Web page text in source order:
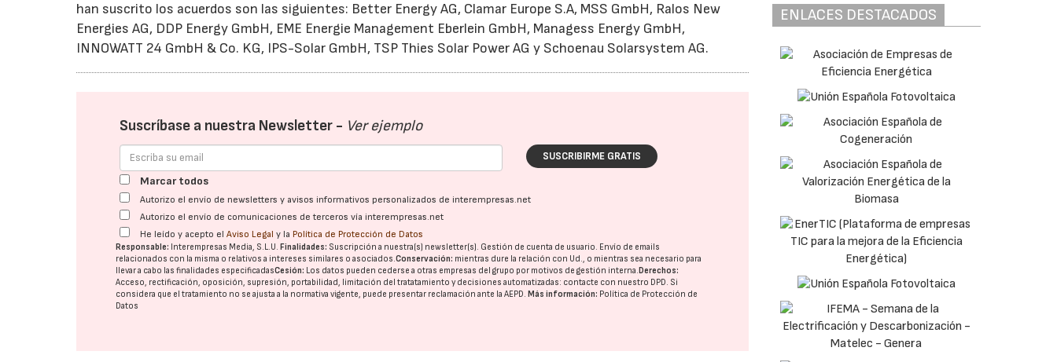
han suscrito los acuerdos son las siguientes: Better Energy AG, Clamar Europe S.A, MSS GmbH, Ralos New
Energies AG, DDP Energy GmbH, EME Energie Management Eberlein GmbH, Managess Energy GmbH,
INNOWATT 24 GmbH & Co. KG, IPS-Solar GmbH, TSP Thies Solar Power AG y Schoenau Solarsystem AG.
Suscríbase a nuestra Newsletter - Ver ejemplo
SUSCRIBIRME GRATIS
Marcar todos
Autorizo el envío de newsletters y avisos informativos personalizados de interempresas.net
Autorizo el envío de comunicaciones de terceros vía interempresas.net
He leído y acepto elAviso Legal y la Política de Protección de Datos
Responsable: Interempresas Media, S.L.U.Finalidades: Suscripción a nuestra(s) newsletter(s). Gestión de cuenta de usuario. Envío de emails
relacionados con la misma o relativos a intereses similares o asociados.Conservación: mientras dure la relación con Ud., o mientras sea necesario para
llevar a cabo las finalidades especificadasCesión: Los datos pueden cederse a otras empresas del grupo por motivos de gestión interna.Derechos:
Acceso, rectificación, oposición, supresión, portabilidad, limitación del tratatamiento y decisiones automatizadas: contacte con nuestro DPD. Si
considera que el tratamiento no se ajusta a la normativa vigente, puede presentar reclamación ante laAEPD.Más información: Política de Protección de
Datos
ENLACES DESTACADOS